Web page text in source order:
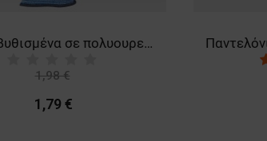
Παντελόνι εργασίας REVOLT SPORT DARK GREEN
30,63 €
26,03 €